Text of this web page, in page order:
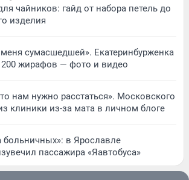
чайников: гайд от набора петель до
изделия
меня сумасшедшей». Екатеринбурженка
жирафов — фото и видео
нам нужно расстаться». Московского
клиники из-за мата в личном блоге
больничных»: в Ярославле
пассажира «Яавтобуса»